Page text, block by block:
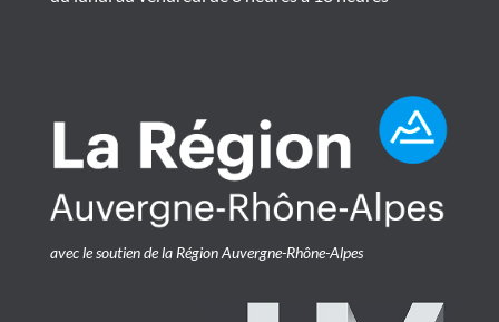
avec le soutien de la Région Auvergne-Rhône-Alpes